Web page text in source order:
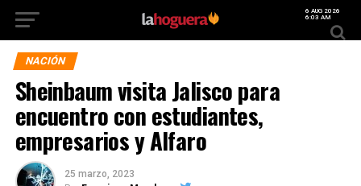
6 AUG 2026
6:03 AM
NACIÓN
Sheinbaum visita Jalisco para
encuentro con estudiantes,
empresarios y Alfaro
25 marzo, 2023